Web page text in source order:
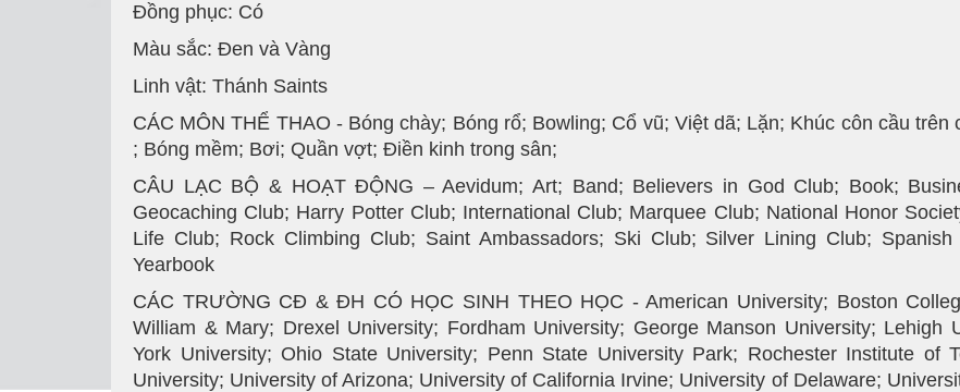
Đồng phục: Có
Màu sắc: Đen và Vàng
Linh vật: Thánh Saints
CÁC MÔN THỂ THAO - Bóng chày; Bóng rổ; Bowling; Cổ vũ; Việt dã; Lặn; Khúc côn cầu
; Bóng mềm; Bơi; Quần vợt; Điền kinh trong sân;
CÂU LẠC BỘ & HOẠT ĐỘNG – Aevidum; Art; Band; Believers in God Club; Book;
Geocaching Club; Harry Potter Club; International Club; Marquee Club; National Honor
Life Club; Rock Climbing Club; Saint Ambassadors; Ski Club; Silver Lining Club;
Yearbook
CÁC TRƯỜNG CĐ & ĐH CÓ HỌC SINH THEO HỌC - American University; Boston
William & Mary; Drexel University; Fordham University; George Manson University; Lehigh
York University; Ohio State University; Penn State University Park; Rochester Institute of
University; University of Arizona; University of California Irvine; University of Delaware;